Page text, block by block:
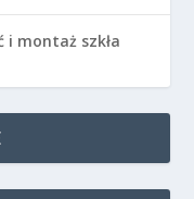
i montaż szkła